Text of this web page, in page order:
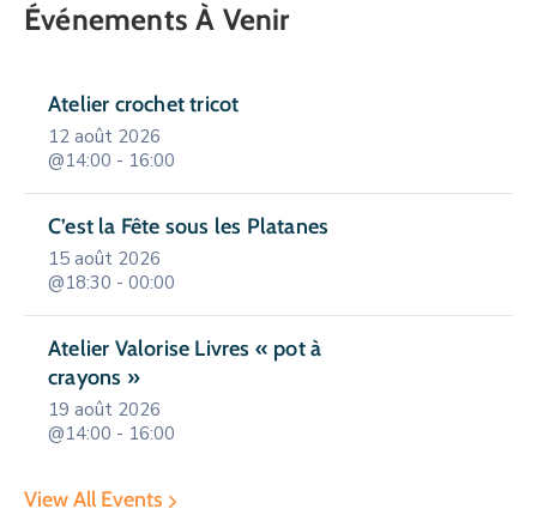
Événements À Venir
Atelier crochet tricot
12 août 2026
@14:00 - 16:00
C’est la Fête sous les Platanes
15 août 2026
@18:30 - 00:00
Atelier Valorise Livres « pot à
crayons »
19 août 2026
@14:00 - 16:00
View All Events